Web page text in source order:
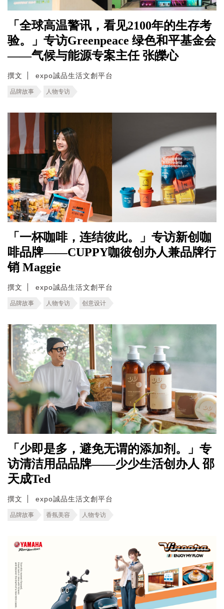
「全球高温警讯，看见2100年的生存考
验。」专访Greenpeace 绿色和平基金会
——气候与能源专案主任 张皪心
撰文 expo誠品生活文創平台
品牌故事 人物专访
「一杯咖啡，连结彼此。」专访新创咖
啡品牌——CUPPY咖彼创办人兼品牌行
销 Maggie
撰文 expo誠品生活文創平台
品牌故事 人物专访 创意设计
「少即是多，避免无谓的添加剂。」专
访清洁用品品牌——少少生活创办人 邵
天成Ted
撰文 expo誠品生活文創平台
品牌故事 香氛美容 人物专访